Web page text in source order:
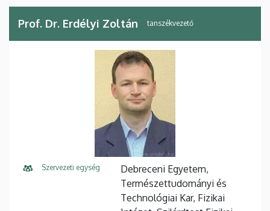
Prof. Dr. Erdélyi Zoltán tanszékvezető
Szervezeti egység
Debreceni Egyetem,
Természettudományi és
Technológiai Kar, Fizikai